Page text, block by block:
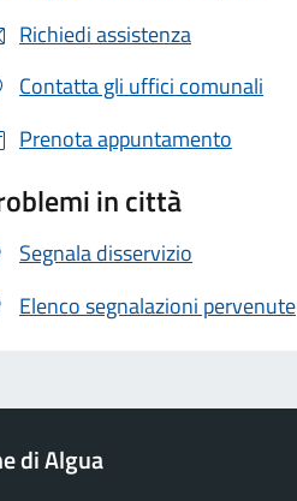
Richiedi assistenza
Contatta gli uffici comunali
Prenota appuntamento
in città
Segnala disservizio
Elenco segnalazioni pervenute
di Algua